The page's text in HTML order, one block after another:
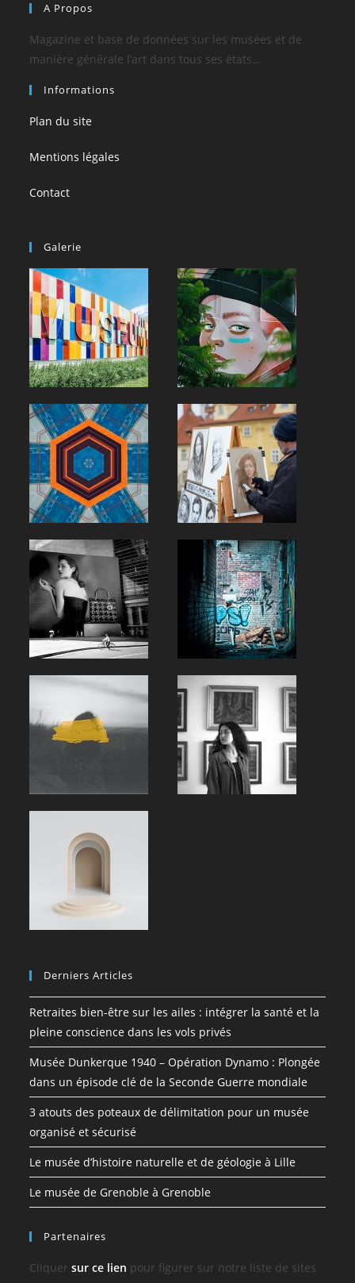
A Propos
Magazine et base de données sur les musées et de
manière générale l’art dans tous ses états…
Informations
Plan du site
Mentions légales
Contact
Galerie
Derniers Articles
Retraites bien-être sur les ailes : intégrer la santé et la
pleine conscience dans les vols privés
Musée Dunkerque 1940 – Opération Dynamo : Plongée
dans un épisode clé de la Seconde Guerre mondiale
3 atouts des poteaux de délimitation pour un musée
organisé et sécurisé
Le musée d’histoire naturelle et de géologie à Lille
Le musée de Grenoble à Grenoble
Partenaires
Cliquersur ce lien pour figurer sur notre liste de sites